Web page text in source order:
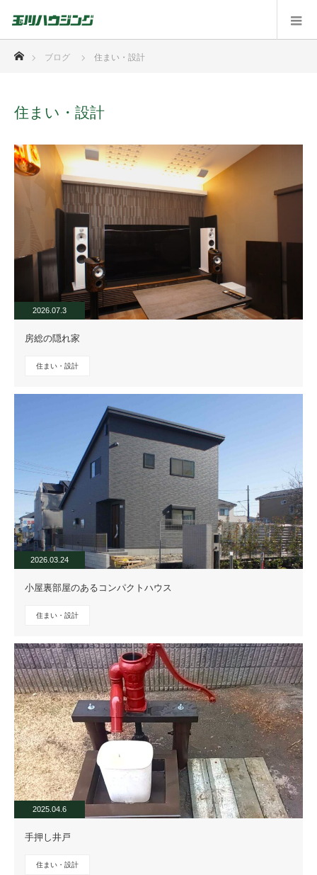
ブログ 住まい・設計
住まい・設計
2026.07.3
房総の隠れ家
住まい・設計
2026.03.24
小屋裏部屋のあるコンパクトハウス
住まい・設計
2025.04.6
手押し井戸
住まい・設計